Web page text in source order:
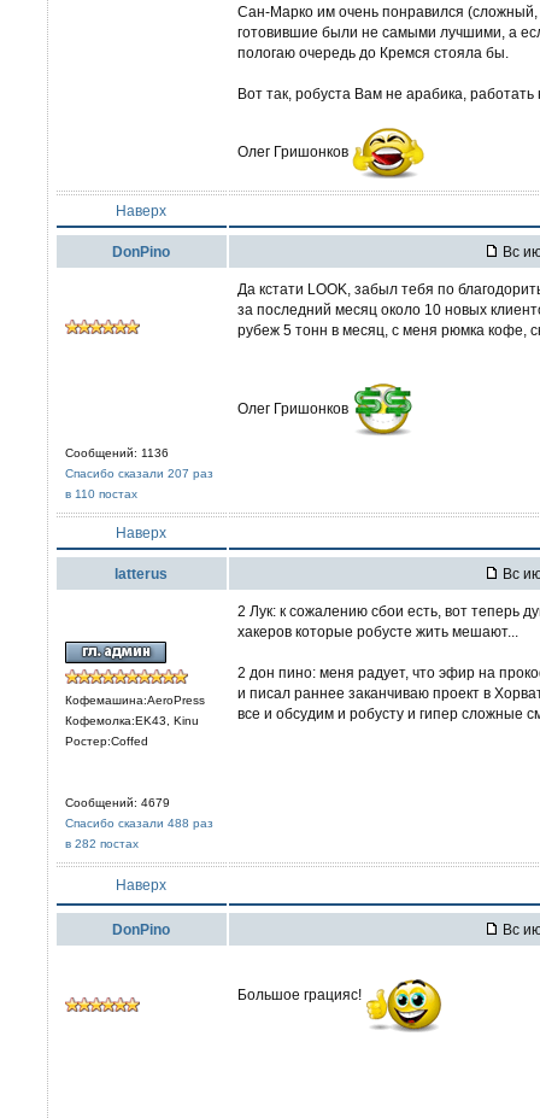
Сан-Марко им очень понравился (сложный,
готовившие были не самыми лучшими, а
пологаю очередь до Кремся стояла бы.
Вот так, робуста Вам не арабика, работать
Олег Гришонков
Наверх
DonPino Вс
Сообщений: 1136
Спасибо сказали 207 раз
в 110 постах
Да кстати LOOK, забыл тебя по
за последний месяц около 10 новых
рубеж 5 тонн в месяц, с меня рюмка кофе,
Олег Гришонков
Наверх
latterus Вс
Кофемашина:AeroPress
Кофемолка:EK43, Kinu
Ростер:Coffed
Сообщений: 4679
Спасибо сказали 488 раз
в 282 постах
2 Лук: к сожалению сбои есть, вот теперь
хакеров которые робусте жить мешают...
2 дон пино: меня радует, что эфир на
и писал раннее заканчиваю проект в
все и обсудим и робусту и гипер сложные
Наверх
DonPino Вс
Большое грацияс!